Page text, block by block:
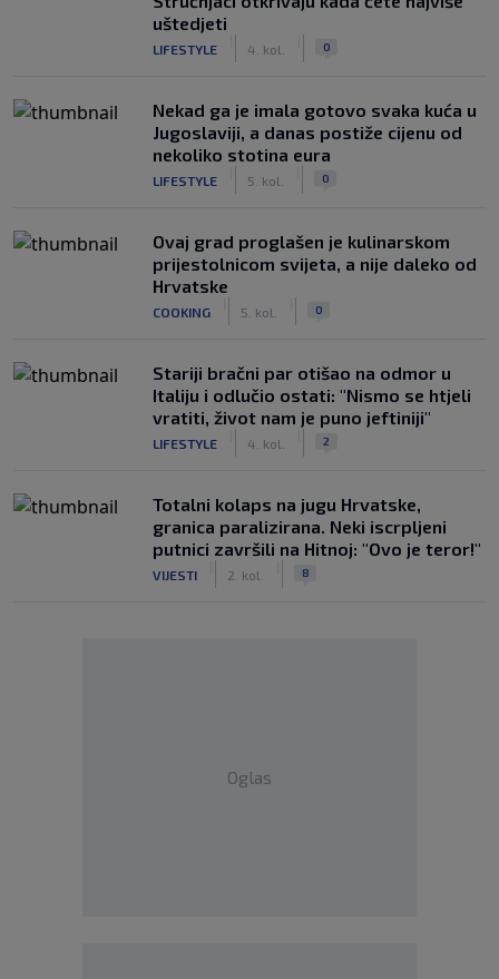
uštedjeti
LIFESTYLE 4. kol. 0
Nekad ga je imala gotovo svaka kuća u
Jugoslaviji, a danas postiže cijenu od
nekoliko stotina eura
LIFESTYLE 5. kol. 0
Ovaj grad proglašen je kulinarskom
prijestolnicom svijeta, a nije daleko od
Hrvatske
COOKING 5. kol. 0
Stariji bračni par otišao na odmor u
Italiju i odlučio ostati: "Nismo se htjeli
vratiti, život nam je puno jeftiniji"
LIFESTYLE 4. kol. 2
Totalni kolaps na jugu Hrvatske,
granica paralizirana. Neki iscrpljeni
putnici završili na Hitnoj: "Ovo je teror!"
VIJESTI 2. kol. 8
Oglas